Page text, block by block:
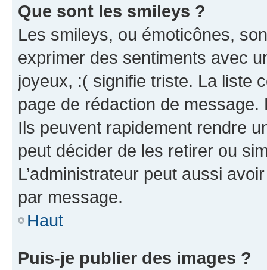
Que sont les smileys ?
Les smileys, ou émoticônes,
exprimer des sentiments avec
joyeux, :( signifie triste. La liste
page de rédaction de
Ils peuvent rapidement rendre
peut décider de les retirer ou
L’administrateur peut aussi
par message.
Haut
Puis-je publier des images ?